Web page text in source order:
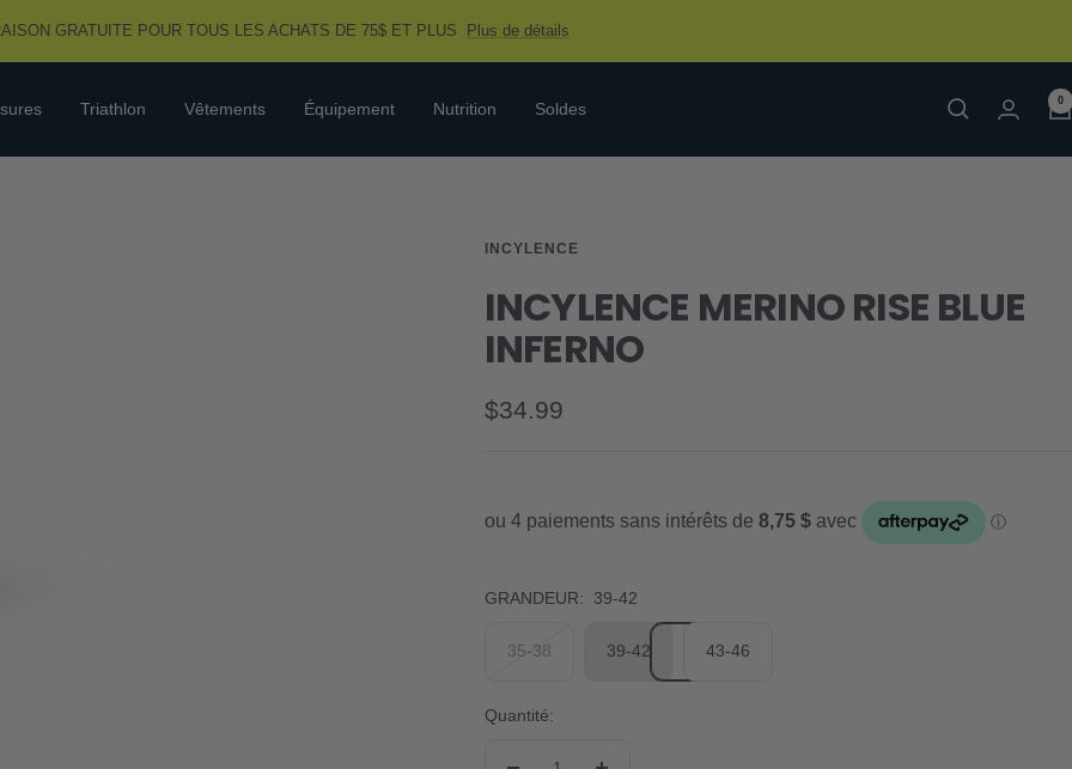
GRATUITE POUR TOUS LES ACHATS DE 75$ ET PLUS Plus de détails
Triathlon Vêtements Équipement Nutrition Soldes 0
INCYLENCE
INCYLENCE MERINO RISE BLUE
INFERNO
Prix
$34.99
GRANDEUR: 39-42
35-38 39-42 43-46
Quantité: